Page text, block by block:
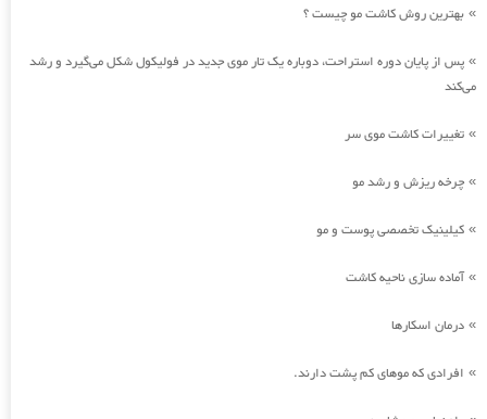
» بهترین روش کاشت مو چیست ؟
» پس از پایان دوره استراحت، دوباره یک تار موی جدید در فولیکول شکل می‌گیرد و رشد
می‌کند
» تغییرات کاشت موی سر
» چرخه ریزش و رشد مو
» کیلینیک تخصصی پوست و مو
»آماده سازی ناحیه کاشت
» درمان اسکارها
» افرادی که موهای کم پشت دارند.